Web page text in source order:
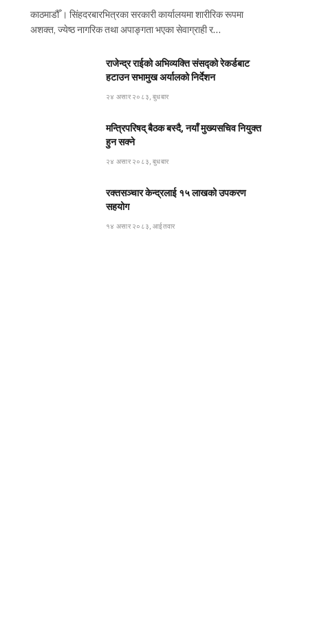
काठमाडौँ । सिंहदरबारभित्रका सरकारी कार्यालयमा शारीरिक रूपमा
अशक्त, ज्येष्ठ नागरिक तथा अपाङ्गता भएका सेवाग्राही र…
राजेन्द्र राईको अभिव्यक्ति संसद्को रेकर्डबाट
हटाउन सभामुख अर्यालको निर्देशन
२४ असार २०८३, बुधबार
मन्त्रिपरिषद् बैठक बस्दै, नयाँ मुख्यसचिव नियुक्त
हुन सक्ने
२४ असार २०८३, बुधबार
रक्तसञ्चार केन्द्रलाई १५ लाखको उपकरण
सहयोग
१४ असार २०८३, आईतवार